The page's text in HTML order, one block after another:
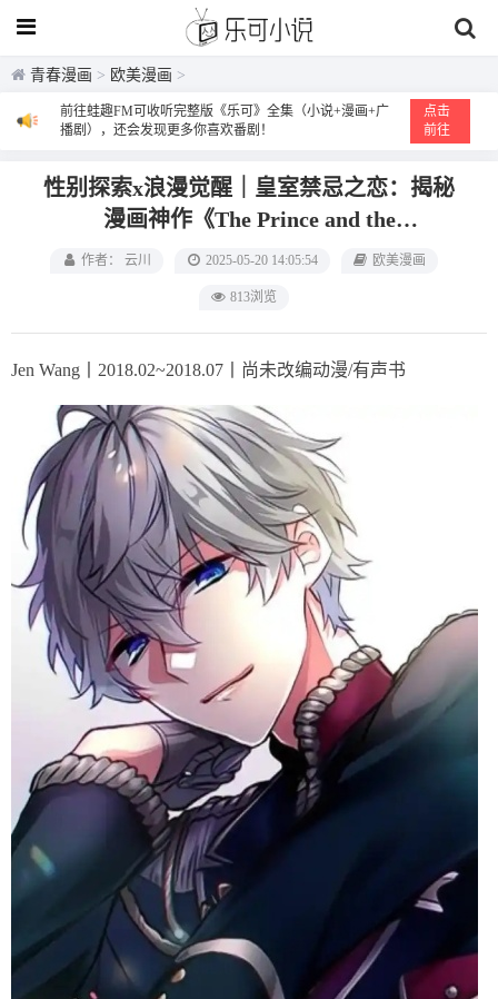
青春漫画 > 欧美漫画 >
前往蛙趣FM可收听完整版《乐可》全集（小说+漫画+广
播剧），还会发现更多你喜欢番剧！
点击
前往
性别探索x浪漫觉醒｜皇室禁忌之恋：揭秘
漫画神作《The Prince and the
Dressmaker》的华丽变装史诗
作者： 云川 2025-05-20 14:05:54 欧美漫画
813浏览
Jen Wang丨2018.02~2018.07丨尚未改编动漫/有声书